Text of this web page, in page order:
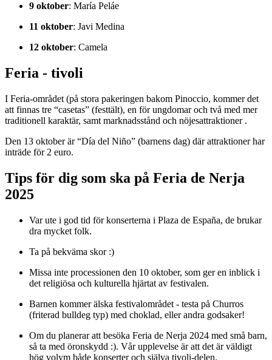
9 oktober: María Peláe
11 oktober: Javi Medina
12 oktober: Camela
Feria - tivoli
I Feria-området (på stora pakeringen bakom Pinoccio, kommer det
att finnas tre “casetas” (festtält), en för ungdomar och två med mer
traditionell karaktär, samt marknadsstånd och nöjesattraktioner .
Den 13 oktober är “Día del Niño” (barnens dag) där attraktioner har
inträde för 2 euro.
Tips för dig som ska på Feria de Nerja
2025
Var ute i god tid för konserterna i Plaza de España, de brukar
dra mycket folk.
Ta på bekväma skor :)
Missa inte processionen den 10 oktober, som ger en inblick i
det religiösa och kulturella hjärtat av festivalen.
Barnen kommer älska festivalområdet - testa på Churros
(friterad bulldeg typ) med choklad, eller andra godsaker!
Om du planerar att besöka Feria de Nerja 2024 med små barn,
så ta med öronskydd :). Vår upplevelse är att det är väldigt
hög volym både konserter och själva tivoli-delen.